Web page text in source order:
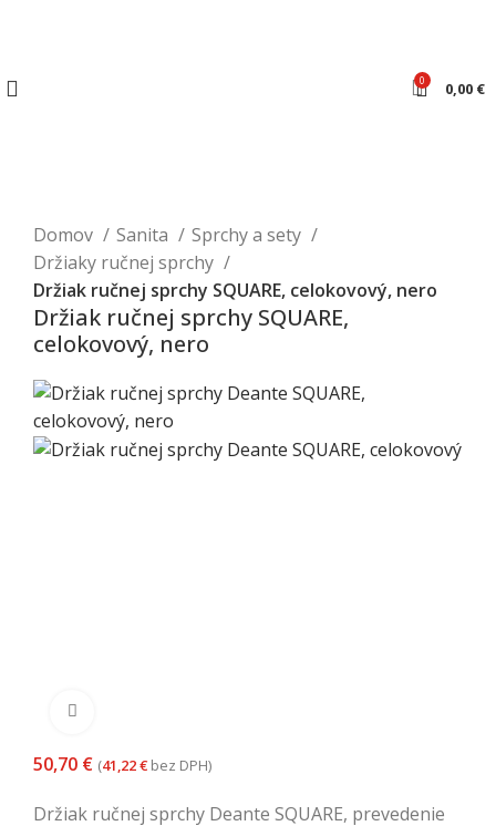
0 0,00 €
Domov Sanita
Sprchy a sety
Držiaky ručnej sprchy
Držiak ručnej sprchy SQUARE, celokovový, nero
Držiak ručnej sprchy SQUARE,
celokovový, nero
50,70 € (41,22€bez DPH)
Držiak ručnej sprchy Deante SQUARE, prevedenie